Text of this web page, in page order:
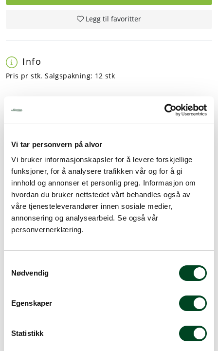
Vi tar personvern på alvor
Vi bruker informasjonskapsler for å levere forskjellige
funksjoner, for å analysere trafikken vår og for å gi
innhold og annonser et personlig preg. Informasjon om
hvordan du bruker nettstedet vårt behandles også av
våre tjenesteleverandører innen sosiale medier,
annonsering og analysearbeid. Se også vår
personvernerklæring.
Nødvendig
Egenskaper
Statistikk
Legg til favoritter
Beskrivelse
Oxford (1860) er et glatt og elegant bestikk.
Bestikkserien har en klassisk, men samtidig moderne
utforming. Tilvirket i 18/10 rustfritt stål. Fås i fargene:
Kobber, sort, gull, champagne.
Info
Pris pr stk. Salgspakning: 12 stk
Rask levering
Dette produktet er på lager! Forsendelsen leveres normalt i
løpet av 1-3 virkedager.
Mer info